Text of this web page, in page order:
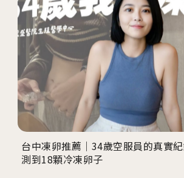
相關網站
茂盛醫院生殖醫學中心
安馨產後護理之家
馨美美學診所
其他相關
人才招募
台中凍卵推薦｜34歲空服員的真實
測到18顆冷凍卵子